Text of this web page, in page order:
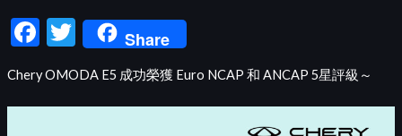
F
e
b
T
w
itt
er
Share
Chery OMODA E5 成功榮獲 Euro NCAP 和 ANCAP 5星評級～